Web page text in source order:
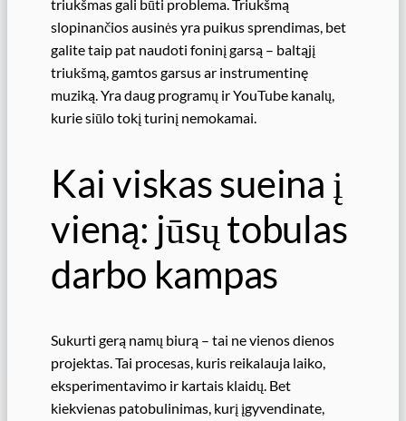
triukšmas gali būti problema. Triukšmą
slopinančios ausinės yra puikus sprendimas, bet
galite taip pat naudoti foninį garsą – baltąjį
triukšmą, gamtos garsus ar instrumentinę
muziką. Yra daug programų ir YouTube kanalų,
kurie siūlo tokį turinį nemokamai.
Kai viskas sueina į
vieną: jūsų tobulas
darbo kampas
Sukurti gerą namų biurą – tai ne vienos dienos
projektas. Tai procesas, kuris reikalauja laiko,
eksperimentavimo ir kartais klaidų. Bet
kiekvienas patobulinimas, kurį įgyvendinate,